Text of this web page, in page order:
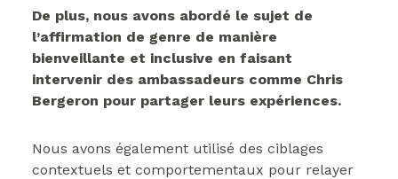
De plus, nous avons abordé le sujet de
l’affirmation de genre de manière
bienveillante et inclusive en faisant
intervenir des ambassadeurs comme Chris
Bergeron pour partager leurs expériences.
Nous avons également utilisé des ciblages
contextuels et comportementaux pour relayer